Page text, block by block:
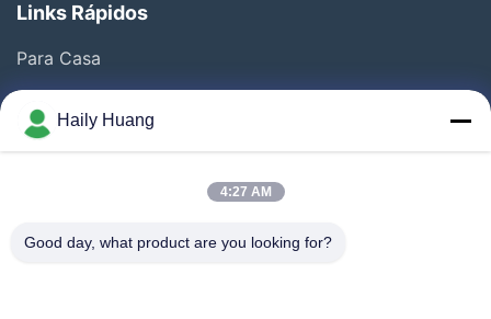
Links Rápidos
Para Casa
Produtos
Vídeos
Controle De Qualidade
Haily Huang
4:27 AM
Good day, what product are you looking for?